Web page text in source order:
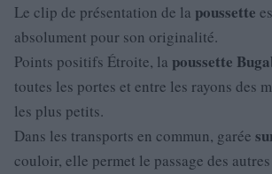
Le clip de présentation de la poussette
absolument pour son originalité.
Points positifs Étroite, la poussette
toutes les portes et entre les rayons des
les plus petits.
Dans les transports en commun, garée
couloir, elle permet le passage des